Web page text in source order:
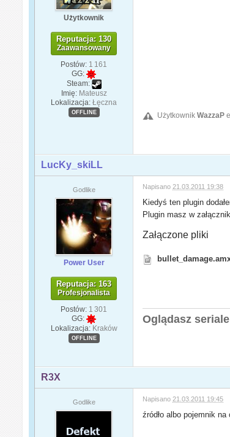
Użytkownik
Reputacja: 130
Zaawansowany
Postów: 1 161
GG:
Steam:
Imię: Mateusz
Lokalizacja: Łęczna
OFFLINE UżytkownikWazzaP
LucKy_skiLL
Godlike
Power User
Reputacja: 163
Profesjonalista
Postów: 1 301
GG:
Lokalizacja: Kraków
OFFLINE
Napisano 21.03.2011 19:38
Kiedyś ten plugin
Plugin masz w
Załączone pliki
Oglądasz
R3X
Godlike Napisano 21.03.2011 19:45
źródło albo pojemnik na